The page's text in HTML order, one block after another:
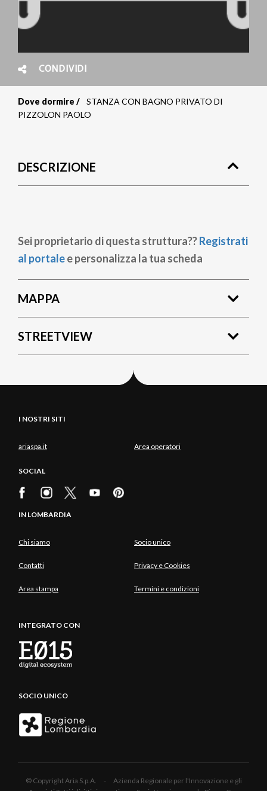
CONDIVIDI
Briciole
pane
Dove dormire
STANZA CON BAGNO PRIVATO DI
PIZZOLON PAOLO
DESCRIZIONE
Sei proprietario di questa struttura??Registrati
al portalee personalizza la tua scheda
MAPPA
STREETVIEW
I NOSTRI SITI
ariaspa.it Area operatori
SOCIAL
IN LOMBARDIA
Chi siamo Socio unico
Contatti Privacy e Cookies
Area stampa Termini e condizioni
INTEGRATO CON
SOCIO UNICO
© Copyright Aria S.p.A. - Azienda Regionale per l'Innovazione e gli